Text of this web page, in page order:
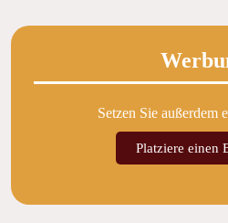
Setzen Sie außerdem
Platziere einen